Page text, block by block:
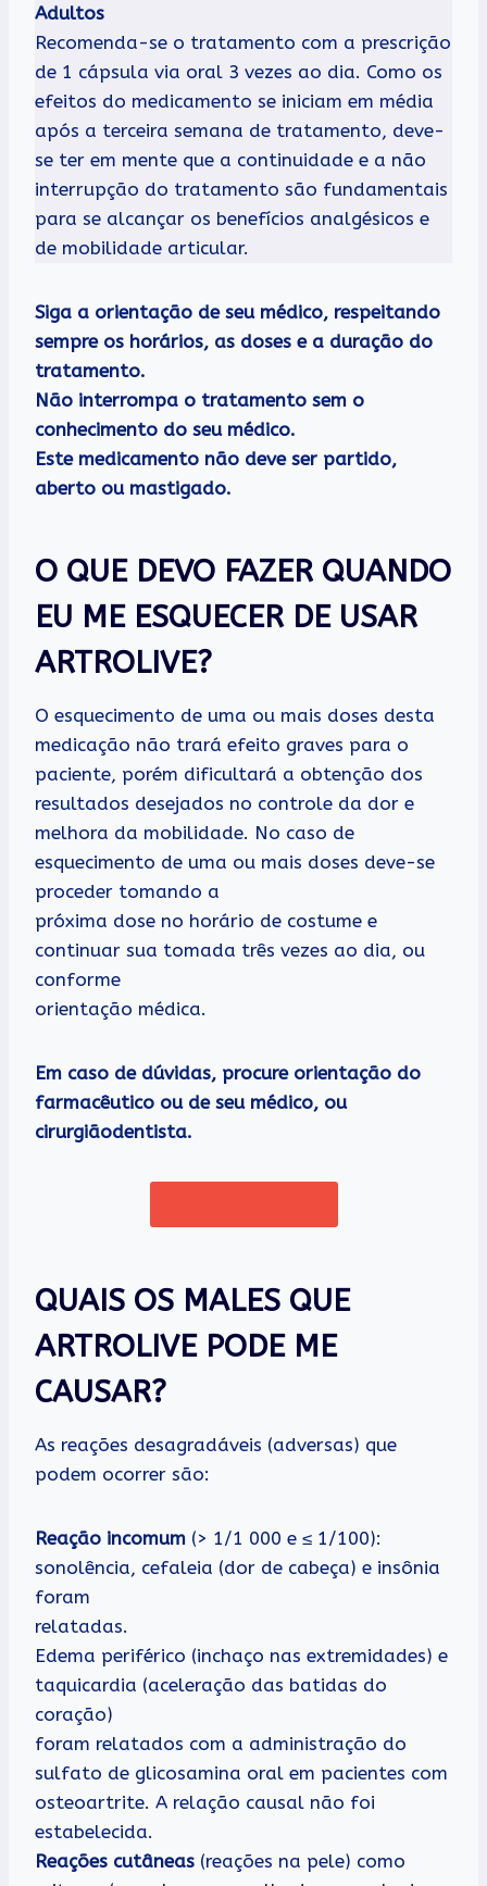
Adultos
Recomenda-se o tratamento com a prescrição
de 1 cápsula via oral 3 vezes ao dia. Como os
efeitos do medicamento se iniciam em média
após a terceira semana de tratamento, deve-
se ter em mente que a continuidade e a não
interrupção do tratamento são fundamentais
para se alcançar os benefícios analgésicos e
de mobilidade articular.
Siga a orientação de seu médico, respeitando
sempre os horários, as doses e a duração do
tratamento.
Não interrompa o tratamento sem o
conhecimento do seu médico.
Este medicamento não deve ser partido,
aberto ou mastigado.
O QUE DEVO FAZER QUANDO
EU ME ESQUECER DE USAR
ARTROLIVE?
O esquecimento de uma ou mais doses desta
medicação não trará efeito graves para o
paciente, porém dificultará a obtenção dos
resultados desejados no controle da dor e
melhora da mobilidade. No caso de
esquecimento de uma ou mais doses deve-se
proceder tomando a
próxima dose no horário de costume e
continuar sua tomada três vezes ao dia, ou
conforme
orientação médica.
Em caso de dúvidas, procure orientação do
farmacêutico ou de seu médico, ou
cirurgiãodentista.
QUAIS OS MALES QUE
ARTROLIVE PODE ME
CAUSAR?
As reações desagradáveis (adversas) que
podem ocorrer são:
Reação incomum (> 1/1 000 e ≤ 1/100):
sonolência, cefaleia (dor de cabeça) e insônia
foram
relatadas.
Edema periférico (inchaço nas extremidades) e
taquicardia (aceleração das batidas do
coração)
foram relatados com a administração do
sulfato de glicosamina oral em pacientes com
osteoartrite. A relação causal não foi
estabelecida.
Reações cutâneas (reações na pele) como